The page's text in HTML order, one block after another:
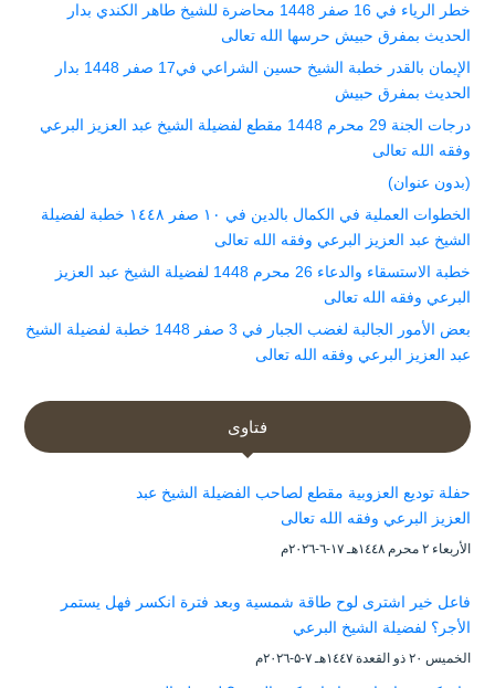
خطر الرياء في 16 صفر 1448 محاضرة للشيخ طاهر الكندي بدار
الحديث بمفرق حبيش حرسها الله تعالى
الإيمان بالقدر خطبة الشيخ حسين الشراعي في17 صفر 1448 بدار
الحديث بمفرق حبيش
درجات الجنة 29 محرم 1448 مقطع لفضيلة الشيخ عبد العزيز البرعي
وفقه الله تعالى
(بدون عنوان)
الخطوات العملية في الكمال بالدين في ١٠ صفر ١٤٤٨ خطبة لفضيلة
الشيخ عبد العزيز البرعي وفقه الله تعالى
خطبة الاستسقاء والدعاء 26 محرم 1448 لفضيلة الشيخ عبد العزيز
البرعي وفقه الله تعالى
بعض الأمور الجالبة لغضب الجبار في 3 صفر 1448 خطبة لفضيلة الشيخ
عبد العزيز البرعي وفقه الله تعالى
فتاوى
حفلة توديع العزوبية مقطع لصاحب الفضيلة الشيخ عبد
العزيز البرعي وفقه الله تعالى
الأربعاء ۲ محرم ۱٤٤۸هـ ۱۷-٦-۲۰۲٦م
فاعل خير اشترى لوح طاقة شمسية وبعد فترة انكسر فهل يستمر
الأجر؟ لفضيلة الشيخ البرعي
الخميس ۲۰ ذو القعدة ۱٤٤۷هـ ۷-۵-۲۰۲٦م